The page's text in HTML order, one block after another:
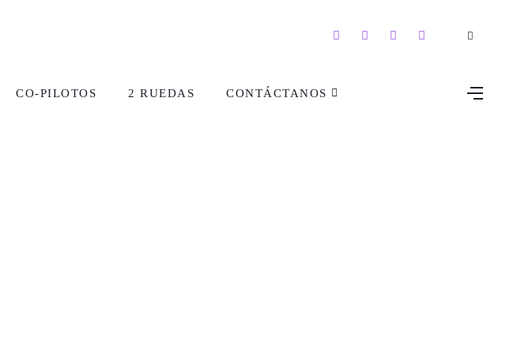
CO-PILOTOS 2 RUEDAS CONTÁCTANOS